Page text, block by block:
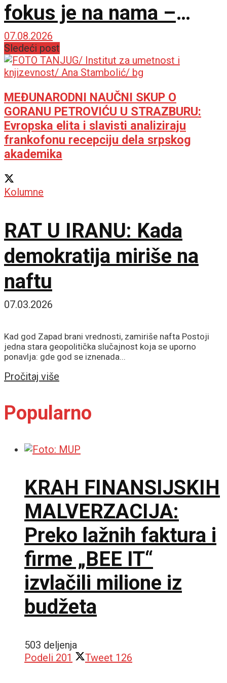
fokus je na nama –
pobeda je jedina opcija!
07.08.2026
Sledeći post
MEĐUNARODNI NAUČNI SKUP O
GORANU PETROVIĆU U STRAZBURU:
Evropska elita i slavisti analiziraju
frankofonu recepciju dela srpskog
akademika
Kolumne
RAT U IRANU: Kada
demokratija miriše na
naftu
07.03.2026
Kad god Zapad brani vrednosti, zamiriše nafta Postoji
jedna stara geopolitička slučajnost koja se uporno
ponavlja: gde god se iznenada...
Pročitaj više
Popularno
KRAH FINANSIJSKIH
MALVERZACIJA:
Preko lažnih faktura i
firme „BEE IT“
izvlačili milione iz
budžeta
503 deljenja
Podeli 201 Tweet 126